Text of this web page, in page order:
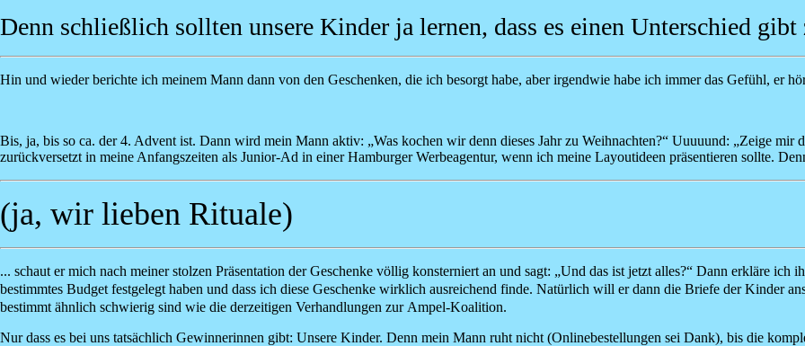
Denn schließlich sollten unsere Kinder ja lernen, dass es einen Unterschied
Hin und wieder berichte ich meinem Mann dann von den Geschenken, die ich besorgt habe, aber irgendwie habe ich immer das Gefühl, er
Bis, ja, bis so ca. der 4. Advent ist. Dann wird mein Mann aktiv: „Was kochen wir denn dieses Jahr zu Weihnachten?“ Uuuuund: „Zeige mir
zurückversetzt in meine Anfangszeiten als Junior-Ad in einer Hamburger Werbeagentur, wenn ich meine Layoutideen präsentieren sollte.
(ja, wir lieben Rituale)
... schaut er mich nach meiner stolzen Präsentation der Geschenke völlig konsterniert an und sagt: „Und das ist jetzt alles?“ Dann erkläre
bestimmtes Budget festgelegt haben und dass ich diese Geschenke wirklich ausreichend finde. Natürlich will er dann die Briefe der Kinder
bestimmt ähnlich schwierig sind wie die derzeitigen Verhandlungen zur Ampel-Koalition.
Nur dass es bei uns tatsächlich Gewinnerinnen gibt: Unsere Kinder. Denn mein Mann ruht nicht (Onlinebestellungen sei Dank), bis die